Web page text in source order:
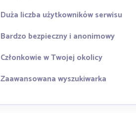
Duża liczba użytkowników serwisu
Bardzo bezpieczny i anonimowy
Członkowie w Twojej okolicy
Zaawansowana wyszukiwarka